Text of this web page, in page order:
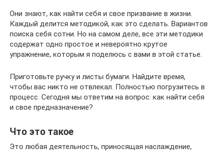
Они знают, как найти себя и свое призвание в жизни.
Каждый делится методикой, как это сделать. Вариантов
поиска себя сотни. Но на самом деле, все эти методики
содержат одно простое и невероятно крутое
упражнение, которым я поделюсь с вами в этой статье.
Приготовьте ручку и листы бумаги. Найдите время,
чтобы вас никто не отвлекал. Полностью погрузитесь в
процесс. Сегодня мы ответим на вопрос: как найти себя
и свое предназначение?
Что это такое
Это любая деятельность, приносящая наслаждение,